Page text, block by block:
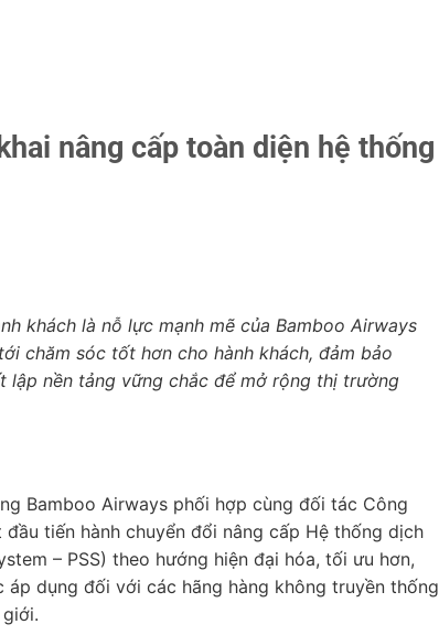
nâng cấp toàn diện hệ thống
khách là nỗ lực mạnh mẽ của Bamboo Airways
chăm sóc tốt hơn cho hành khách, đảm bảo
lập nền tảng vững chắc để mở rộng thị trường
Bamboo Airways phối hợp cùng đối tác Công
tiến hành chuyển đổi nâng cấp Hệ thống dịch
– PSS) theo hướng hiện đại hóa, tối ưu hơn,
dụng đối với các hãng hàng không truyền thống